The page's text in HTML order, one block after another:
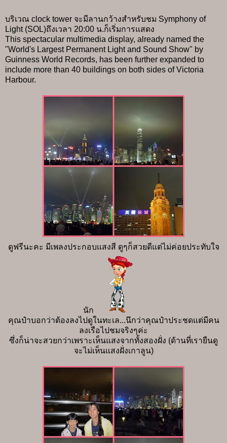
บริเวณ clock tower จะมีลานกว้างสำหรับชม Symphony of
Light (SOL)ถึงเวลา 20:00 น.ก็เริ่มการแสดง
This spectacular multimedia display, already named the
"World's Largest Permanent Light and Sound Show" by
Guinness World Records, has been further expanded to
include more than 40 buildings on both sides of Victoria
Harbour.
ดูฟรีนะคะ มีเพลงประกอบแสงสี ดูๆก็สวยดีแต่ไม่ค่อยประทับใจ
นัก
คุณป๋าบอกว่าต้องลงไปดูในทะเล...นึกว่าคุณป๋าประชดแต่มีคน
ลงเรือไปชมจริงๆค่ะ
ซึ่งก็น่าจะสวยกว่าเพราะเห็นแสงจากทั้งสองฝั่ง (ด้านที่เรายืนดู
จะไม่เห็นแสงฝั่งเกาลูน)